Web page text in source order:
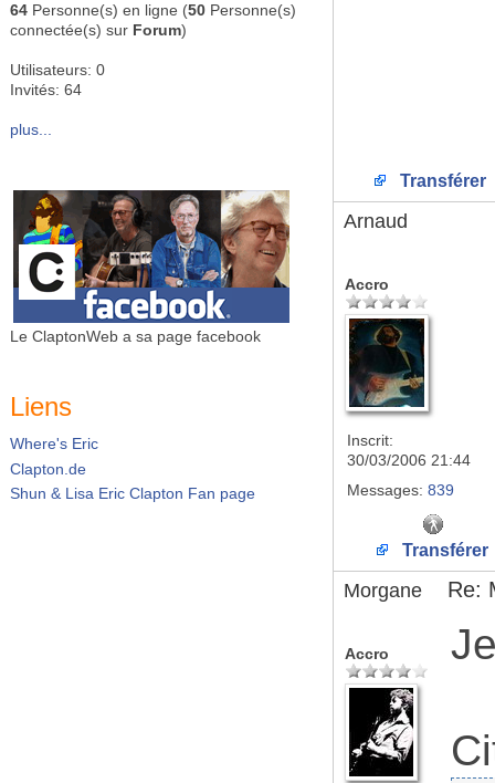
64 Personne(s) en ligne (50 Personne(s)
connectée(s) sur Forum)
Utilisateurs: 0
Invités: 64
plus...
Le ClaptonWeb a sa page facebook
Liens
Where's Eric
Clapton.de
Shun & Lisa Eric Clapton Fan page
Transférer
Arnaud
Accro
Inscrit:
30/03/2006 21:44
Messages: 839
Transférer
Morgane Re:
Accro